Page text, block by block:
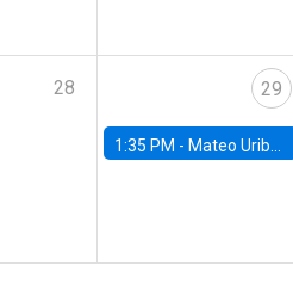
28 29
1:35 PM - Mateo Uribe-Castro, Universidad de los Andes (Colombia)